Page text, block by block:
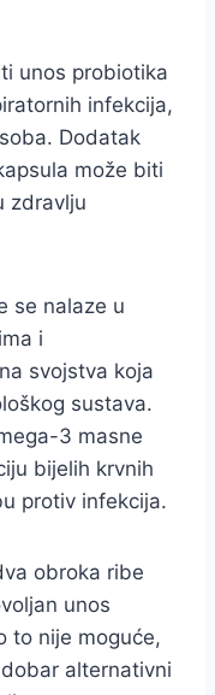
unos probiotika
infekcija,
Dodatak
može biti
zdravlju
se nalaze u
i
svojstva koja
sustava.
3 masne
bijelih krvnih
protiv infekcija.
obroka ribe
unos
to nije moguće,
alternativni